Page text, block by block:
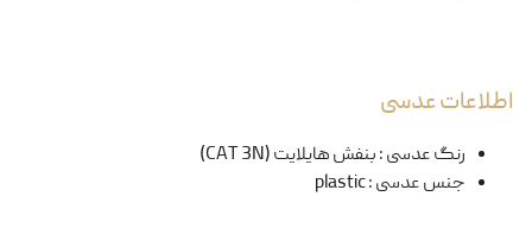
اطلاعات عدسی
رنگ عدسی:بنفش هایلایت (CAT 3N)
جنس عدسی:
plastic